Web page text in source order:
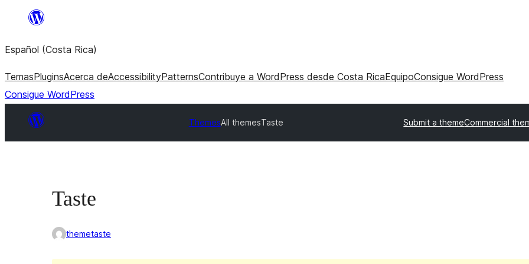
Saltar
contenido
Español (Costa Rica)
TemasPluginsAcerca deAccessibilityPatternsContribuye a WordPress desde Costa RicaEquipoConsigue WordPress
Consigue WordPress
ThemesAll themesTaste Submit a themeCommercial
Taste
themetaste